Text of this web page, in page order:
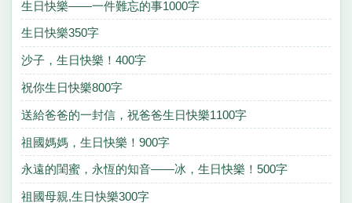
生日快樂——一件難忘的事1000字
生日快樂350字
沙子，生日快樂！400字
祝你生日快樂800字
送給爸爸的一封信，祝爸爸生日快樂1100字
祖國媽媽，生日快樂！900字
永遠的閨蜜，永恆的知音——冰，生日快樂！500字
祖國母親,生日快樂300字